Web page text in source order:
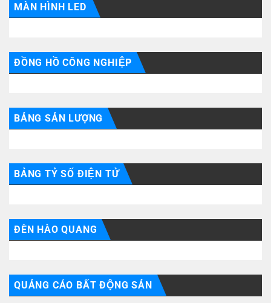
MÀN HÌNH LED
ĐỒNG HỒ CÔNG NGHIỆP
BẢNG SẢN LƯỢNG
BẢNG TỶ SỐ ĐIỆN TỬ
ĐÈN HÀO QUANG
QUẢNG CÁO BẤT ĐỘNG SẢN